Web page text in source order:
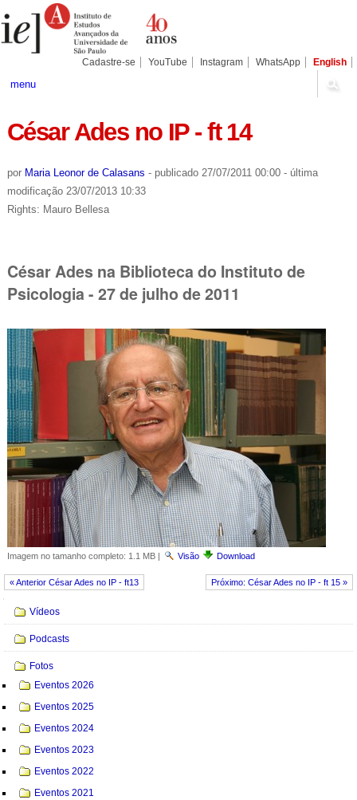
para
conteúdo.
Pessoais
Cadastre-se YouTube Instagram WhatsApp English
menu
César Ades no IP - ft 14
por Maria Leonor de Calasans - publicado27/07/2011 00:00 - última
modificação23/07/2013 10:33
Rights: Mauro Bellesa
César Ades na Biblioteca do Instituto de
Psicologia - 27 de julho de 2011
Imagem no tamanho completo: 1.1 MB| Visão Download
« Anterior César Ades no IP - ft13 Próximo: César Ades no IP - ft 15 »
Vídeos
Podcasts
Fotos
Eventos 2026
Eventos 2025
Eventos 2024
Eventos 2023
Eventos 2022
Eventos 2021